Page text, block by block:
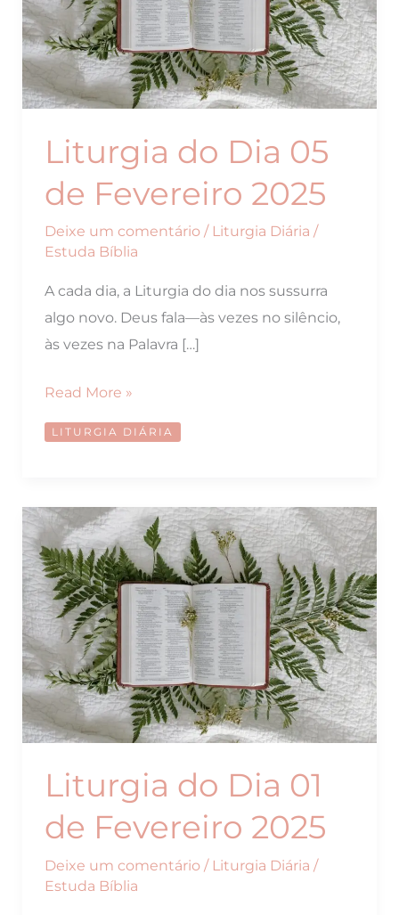
Liturgia do Dia 05
de Fevereiro 2025
Deixe um comentário / Liturgia Diária /
Estuda Bíblia
A cada dia, a Liturgia do dia nos sussurra
algo novo. Deus fala—às vezes no silêncio,
às vezes na Palavra […]
Liturgia
do
Dia
Fevereiro
2025
Read More »
LITURGIA DIÁRIA
Liturgia do Dia 01
de Fevereiro 2025
Deixe um comentário / Liturgia Diária /
Estuda Bíblia